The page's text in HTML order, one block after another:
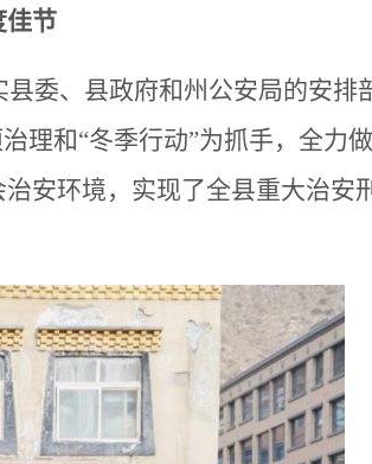
佳节
委、县政府和州公安局的安排
理和“冬季行动”为抓手，全力
安环境，实现了全县重大治安